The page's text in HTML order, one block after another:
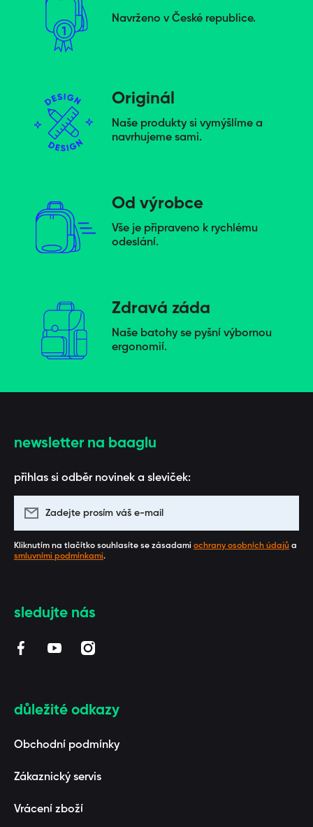
Navrženo v České republice.
Originál
Naše produkty si vymýšlíme a
navrhujeme sami.
Od výrobce
Vše je připraveno k rychlému
odeslání.
Zdravá záda
Naše batohy se pyšní výbornou
ergonomií.
newsletter na baaglu
přihlas si odběr novinek a sleviček:
Zadejte prosím váš e-mail
Kliknutím na tlačítko souhlasíte se zásadami ochrany osobních údajů a
smluvními podmínkami.
sledujte nás
facebookcom/BAAGL/
youtubecom/channel/
instagramcom/baaglcz/
důležité odkazy
Obchodní podmínky
Zákaznický servis
Vrácení zboží